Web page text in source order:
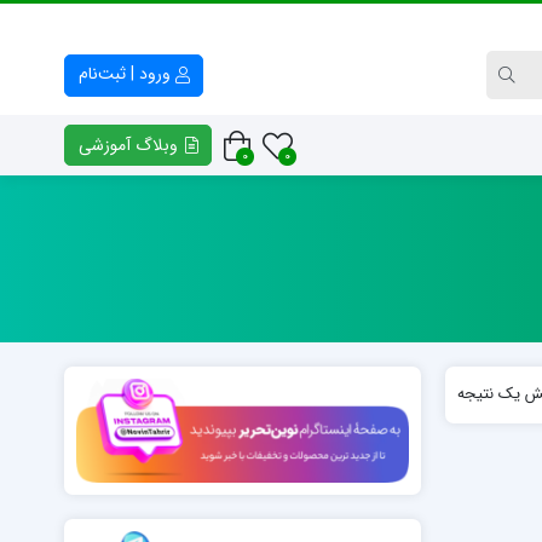
ورود | ثبت‌نام
کتابچه کلاس خط مدرسه مفید
انواع تابلوهای سوره حمد
امضای اساتید خوشنویسی
نمونه‌های خوشنویسی «منت خدای را عزوجل»
0
0 وبلاگ آموزشی
یک نتیجه